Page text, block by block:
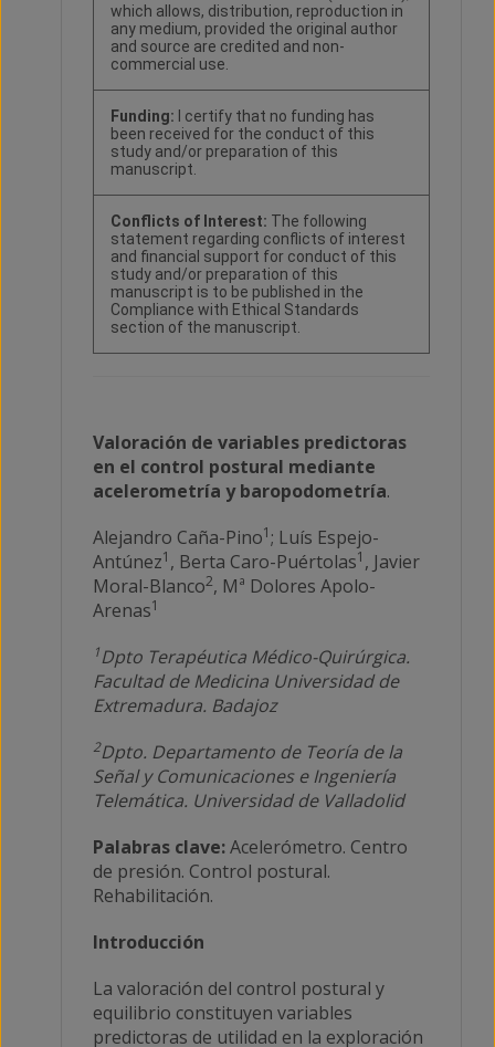
which allows, distribution, reproduction in
any medium, provided the original author
and source are credited and non-
commercial use.
Funding:
I certify that no funding has
been received for the conduct of this
study and/or preparation of this
manuscript.
Conflicts of Interest: The following
statement regarding conflicts of interest
and financial support for conduct of this
study and/or preparation of this
manuscript is to be published in the
Compliance with Ethical Standards
section of the manuscript.
Valoración de variables predictoras
en el control postural mediante
acelerometría y baropodometría.
Alejandro Caña-Pino1; Luís Espejo-
Antúnez1 , Berta Caro-Puértolas1 , Javier
Moral-Blanco2, Mª Dolores Apolo-
Arenas1
1Dpto Terapéutica Médico-Quirúrgica.
Facultad de Medicina Universidad de
Extremadura. Badajoz
2Dpto. Departamento de Teoría de la
Señal y Comunicaciones e Ingeniería
Telemática. Universidad de Valladolid
Palabras clave:Acelerómetro. Centro
de presión. Control postural.
Rehabilitación.
Introducción
La valoración del control postural y
equilibrio constituyen variables
predictoras de utilidad en la exploración